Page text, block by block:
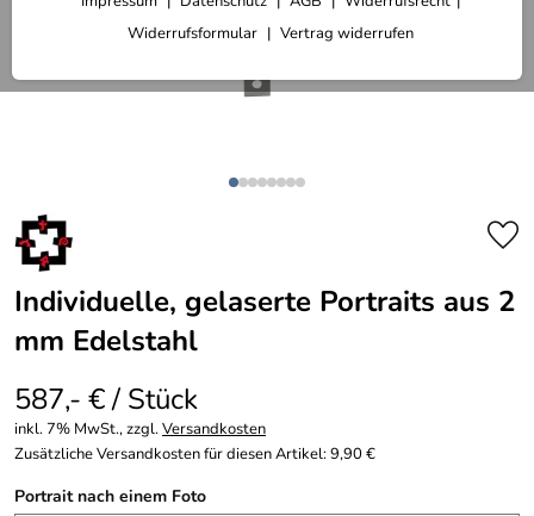
Widerrufsformular
Vertrag widerrufen
Individuelle, gelaserte Portraits aus 2
mm Edelstahl
587,- € / Stück
inkl. 7% MwSt., zzgl.Versandkosten
Zusätzliche Versandkosten für diesen Artikel: 9,90 €
Portrait nach einem Foto